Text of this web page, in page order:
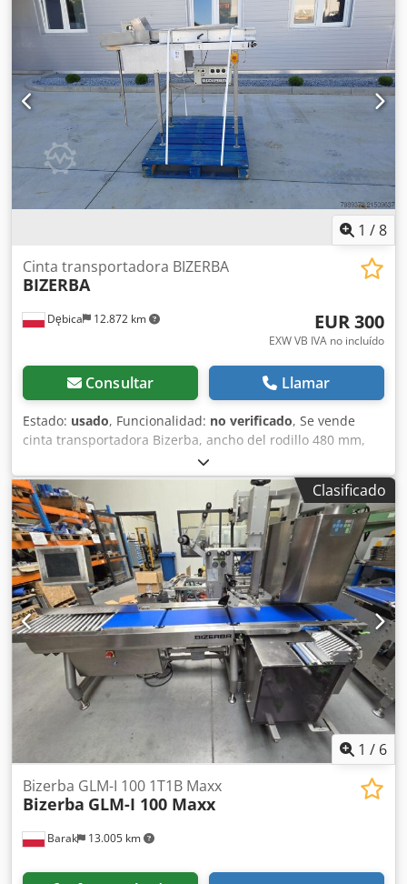
dimensiones de la máquina X/Y/Z: aprox. 2100 mm/900
mm/1600 mm, peso: aprox. 600 kg. Documentación
disponible. Es posible una inspección in situ. Dcodpfxjw
Duvze Ai Sjk
1 /8
Dębica 12.872 km
Cinta transportadora BIZERBA
BIZERBA
EUR 300
EXW VB IVA no incluído
Consultar Llamar
Estado: usado, Funcionalidad: no verificado, Se vende
cinta transportadora Bizerba, ancho del rodillo 480 mm,
longitud 1500 mm, extensión 660 mm, altura hasta la cinta
1050 mm. (nº 73A) Precio neto: 300 euros. Djdeyuqugepfx
Ai Sjck
Clasificado
1 / 6
Barak 13.005 km
Bizerba GLM-I 100 1T1B Maxx
Bizerba GLM-I 100 Maxx